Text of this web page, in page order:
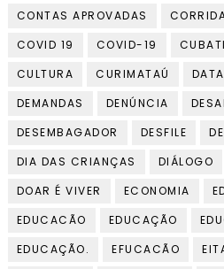
CONTAS APROVADAS
COVID 19
COVID-19 CUBATI
CULTURA
CURIMATAÚ
DEMANDAS
DENÚNCIA
DESEMBAGADOR
DESFILE
DIA DAS CRIANÇAS
DIÁLOGO
DOAR É VIVER
ECONOMIA
EDUCACÃO
EDUCAÇÃO
EDUCAÇÃO.
EFUCACÃO